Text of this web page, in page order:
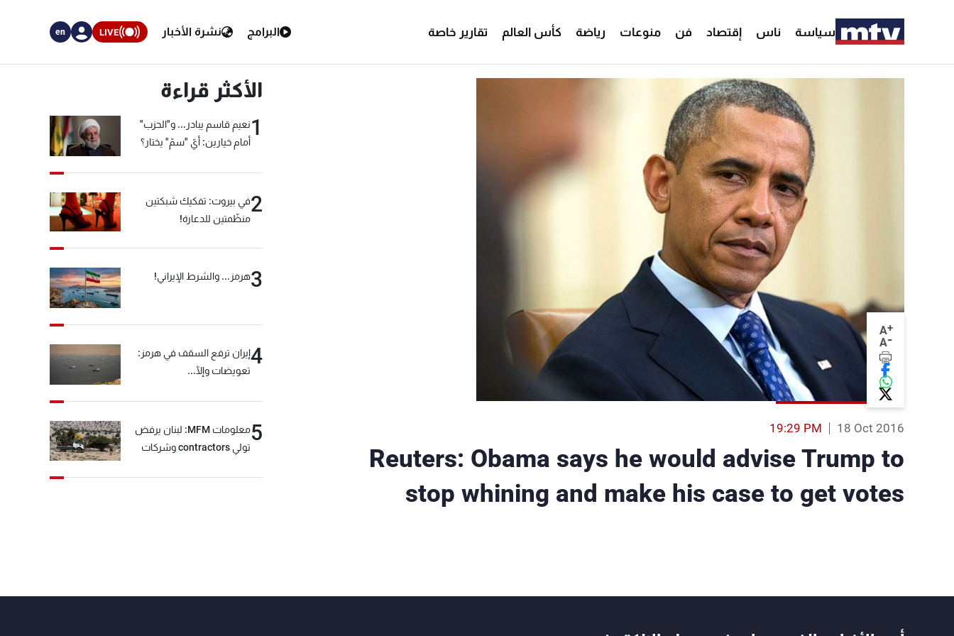
سياسة ناس إقتصاد فن منوعات رياضة كأس العالم تقارير خاصة البرامج نشرة الأخبار LIVE
en
A+
A-
18 Oct 2016
19:29 PM
Reuters: Obama says he would advise Trump to
stop whining and make his case to get votes
الأكثر قراءة
1نعيم قاسم يبادر... و"الحزب"
أمام خيارين: أيّ "سمّ" يختار؟
2في بيروت: تفكيك شبكتين
منظّمتين للدعارة!
3هرمز... والشرط الإيراني!
4إيران ترفع السقف في هرمز:
تعويضات وإلّا...
5
معلومات MFM: لبنان يرفض
تولي contractors وشركات